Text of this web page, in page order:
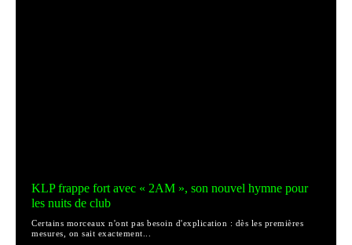
KLP frappe fort avec « 2AM », son nouvel hymne pour
les nuits de club
Certains morceaux n'ont pas besoin d'explication : dès les premières
mesures, on sait exactement...